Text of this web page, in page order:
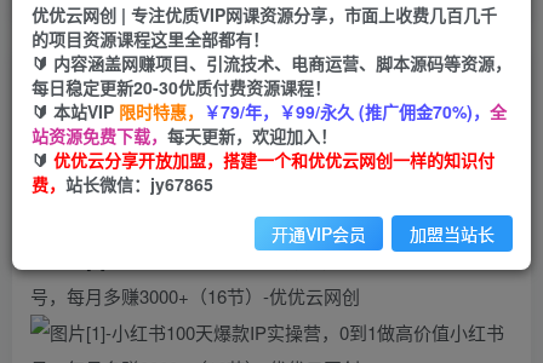
小红书100天爆款IP实操营，0到1做高价值小红书
号，每月多赚3000+（16节）
优优云网创
2年前发布
关注 私信
21 0
优优云网创 | 专注优质VIP网课资源分享，市面上收费几百几千
的项目资源课程这里全部都有！
🔰 内容涵盖网赚项目、引流技术、电商运营、脚本源码等资源，
每日稳定更新20-30优质付费资源课程！
🔰 本站VIP 限时特惠， ￥79/年，￥99/永久 (推广佣金70%)， 全
站资源免费下载， 每天更新，欢迎加入！
🔰 优优云分享开放加盟，搭建一个和优优云网创一样的知识付
费， 站长微信：jy67865
开通VIP会员 加盟当站长